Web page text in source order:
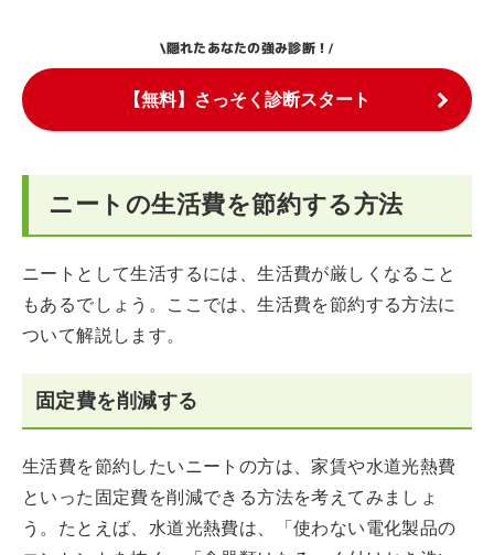
\隠れたあなたの強み診断！/
【無料】さっそく診断スタート
ニートの生活費を節約する方法
ニートとして生活するには、生活費が厳しくなること
もあるでしょう。ここでは、生活費を節約する方法に
ついて解説します。
固定費を削減する
生活費を節約したいニートの方は、家賃や水道光熱費
といった固定費を削減できる方法を考えてみましょ
う。たとえば、水道光熱費は、「使わない電化製品の